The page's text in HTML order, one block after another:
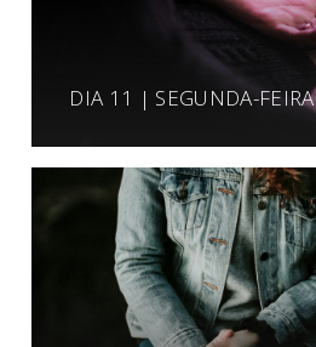
DIA 11 | SEGUNDA-FEIRA